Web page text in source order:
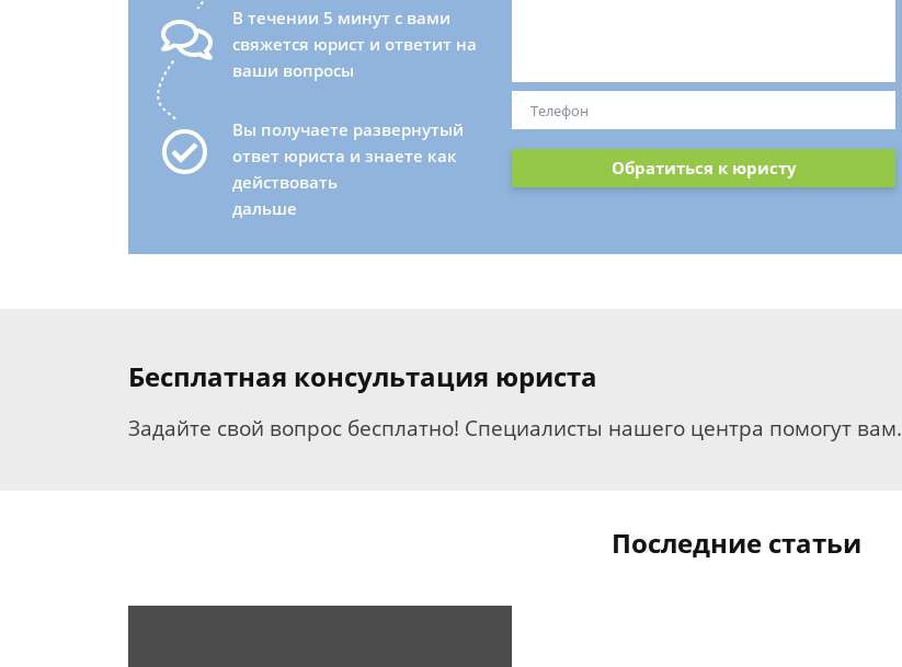
В течении 5 минут с вами
свяжется юрист и ответит на
ваши вопросы
Вы получаете развернутый
ответ юриста и знаете как
действовать
дальше
Обратиться к юристу
Бесплатная консультация юриста
Задайте свой вопрос бесплатно! Специалисты нашего центра помогут вам.
Последние статьи